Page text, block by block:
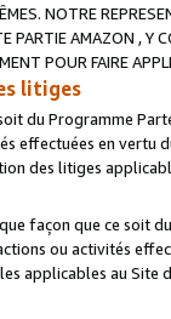
NOTRE
AMAZON , Y
POUR FAIRE
litiges
du Programme
effectuées en vertu
des litiges
façon que ce soit
ou activités
applicables au Site